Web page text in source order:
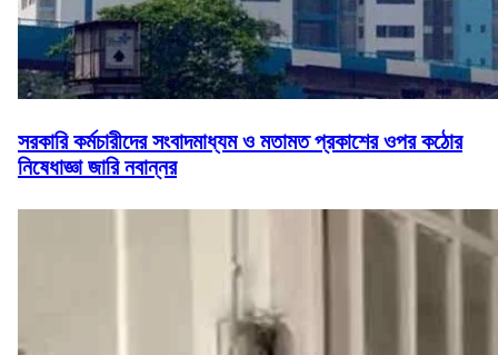
সরকারি কর্মচারীদের সংবাদমাধ্যম ও মতামত প্রকাশের ওপর কঠোর
নিষেধাজ্ঞা জারি নবান্নর